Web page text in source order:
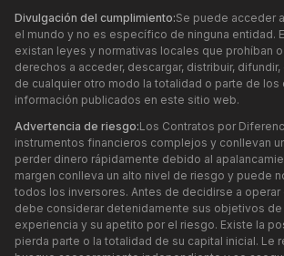
Divulgación del cumplimiento:Se puede acceder
el mundo y no es específico de ninguna entidad.
existan leyes y normativas locales que prohíban
derechos a acceder, descargar, distribuir,
de cualquier otro modo la totalidad o parte de los
información publicados en este sitio web.
Advertencia de riesgo:Los Contratos por
instrumentos financieros complejos y conllevan
perder dinero rápidamente debido al
margen conlleva un alto nivel de riesgo y puede
todos los inversores. Antes de decidirse a operar
debe considerar detenidamente sus objetivos de
experiencia y su apetito por el riesgo. Existe la
pierda parte o la totalidad de su capital inicial. Le